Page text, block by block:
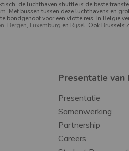
de luchthaven shuttle is de beste
. Met bussen tussen deze luchthavens en
bondgenoot voor een vlotte reis. In België
, Bergen, Luxemburg en Rijsel. Ook Brussels
Presentatie van
Presentatie
Samenwerking
Partnership
Careers